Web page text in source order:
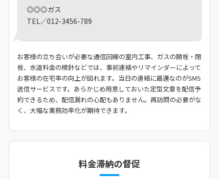
◎◎◎ガス
TEL／012-3456-789
お客様の立ち会いが必要な通信回線の室内工事、ガスの開栓・閉
栓、水道料金の検針などでは、事前連絡やリマインダーによって
お客様の在宅率の向上が図れます。当日の連絡に最適なのがSMS
送信サービスです。あらかじめ用意しておいた定型文章を配信予
約できるため、配信漏れの心配もありません。再訪問の必要がな
く、大幅な業務効率化が期待できます。
料金滞納の督促